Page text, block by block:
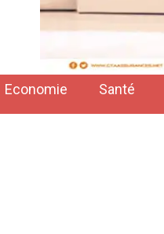
Economie Santé